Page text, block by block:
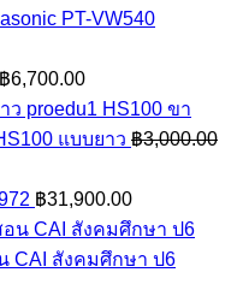
price
฿30,000.00.
price
PT-VW540
฿6,700.00
ขา
แบบยาว ฿3,000.00
฿31,900.00
CAI สังคมศึกษา ป6